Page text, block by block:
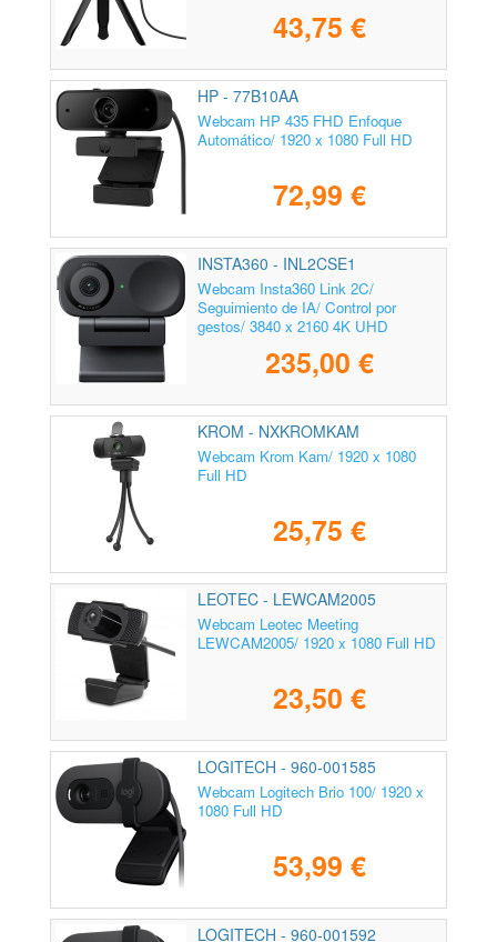
43,75 €
HP - 77B10AA
Webcam HP 435 FHD Enfoque
Automático/ 1920 x 1080 Full HD
72,99 €
INSTA360 - INL2CSE1
Webcam Insta360 Link 2C/
Seguimiento de IA/ Control por
gestos/ 3840 x 2160 4K UHD
235,00 €
KROM - NXKROMKAM
Webcam Krom Kam/ 1920 x 1080
Full HD
25,75 €
LEOTEC - LEWCAM2005
Webcam Leotec Meeting
LEWCAM2005/ 1920 x 1080 Full HD
23,50 €
LOGITECH - 960-001585
Webcam Logitech Brio 100/ 1920 x
1080 Full HD
53,99 €
LOGITECH - 960-001592